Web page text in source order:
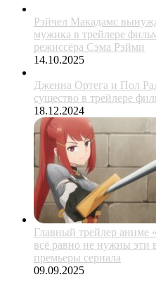
Рэйчел Макадамс
мужика в трейлере
режиссёра Сэма Рэйми
14.10.2025
Дженна Ортега и Пол
существо в трейлере
18.12.2024
Главный трейлер аниме
всё равно не нужны эти
премьеры сериала
09.09.2025